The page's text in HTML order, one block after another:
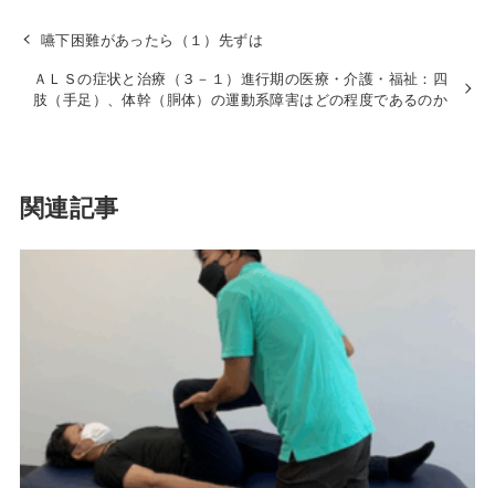
嚥下困難があったら（１）先ずは
ＡＬＳの症状と治療（３－１）進行期の医療・介護・福祉：四
肢（手足）、体幹（胴体）の運動系障害はどの程度であるのか
関連記事